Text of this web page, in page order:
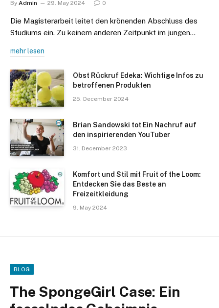
By Admin 29. May 2024 0
Die Magisterarbeit leitet den krönenden Abschluss des
Studiums ein. Zu keinem anderen Zeitpunkt im jungen…
mehr lesen
Obst Rückruf Edeka: Wichtige Infos zu
betroffenen Produkten
25. December 2024
Brian Sandowski tot Ein Nachruf auf
den inspirierenden YouTuber
31. December 2023
Komfort und Stil mit Fruit of the Loom:
Entdecken Sie das Beste an
Freizeitkleidung
9. May 2024
BLOG
The SpongeGirl Case: Ein